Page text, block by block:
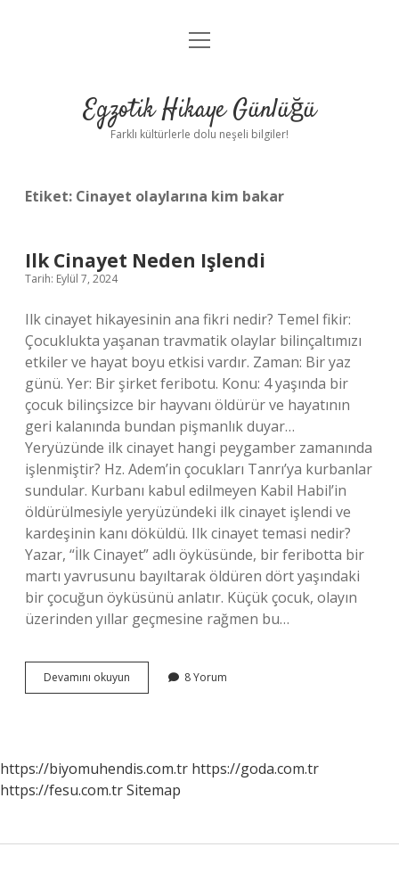
Anasayfa
Yasal Uyarı
menüyü
Egzotik Hikaye Günlüğü
Farklı kültürlerle dolu neşeli bilgiler!
Etiket: Cinayet olaylarına kim bakar
Ilk Cinayet Neden Işlendi
Tarih: Eylül 7, 2024
Ilk cinayet hikayesinin ana fikri nedir? Temel fikir:
Çocuklukta yaşanan travmatik olaylar bilinçaltımızı
etkiler ve hayat boyu etkisi vardır. Zaman: Bir yaz
günü. Yer: Bir şirket feribotu. Konu: 4 yaşında bir
çocuk bilinçsizce bir hayvanı öldürür ve hayatının
geri kalanında bundan pişmanlık duyar…
Yeryüzünde ilk cinayet hangi peygamber zamanında
işlenmiştir? Hz. Adem’in çocukları Tanrı’ya kurbanlar
sundular. Kurbanı kabul edilmeyen Kabil Habil’in
öldürülmesiyle yeryüzündeki ilk cinayet işlendi ve
kardeşinin kanı döküldü. Ilk cinayet temasi nedir?
Yazar, “İlk Cinayet” adlı öyküsünde, bir feribotta bir
martı yavrusunu bayıltarak öldüren dört yaşındaki
bir çocuğun öyküsünü anlatır. Küçük çocuk, olayın
üzerinden yıllar geçmesine rağmen bu…
Devamını okuyun
Cinayet
8 Yorum
https://biyomuhendis.com.tr https://goda.com.tr
https://fesu.com.trSitemap